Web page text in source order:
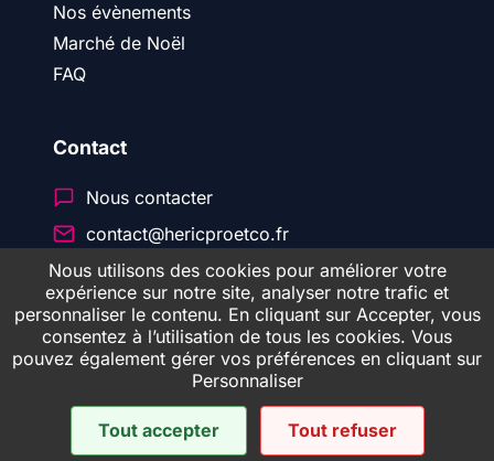
Nous utilisons des cookies pour améliorer votre
expérience sur notre site, analyser notre trafic et
personnaliser le contenu. En cliquant sur Accepter, vous
consentez à l’utilisation de tous les cookies. Vous
pouvez également gérer vos préférences en cliquant sur
Personnaliser
Tout accepter Tout refuser
Nos évènements
Marché de Noël
FAQ
Contact
Nous contacter
contact@hericproetco.fr
© 2026 Héric Pro & CO
Politique de confidentialité
Mentions Légales
Cookies